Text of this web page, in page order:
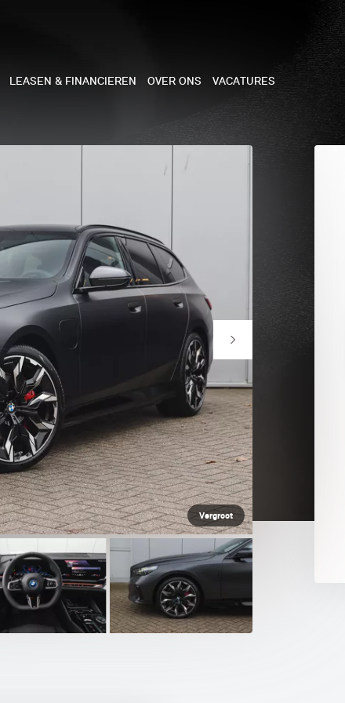
CABRIO
5-DEURS
COOPER WORKS
SMITH EDITION
LEASEN & FINANCIEREN OVER ONS VACATURES
Vergroot